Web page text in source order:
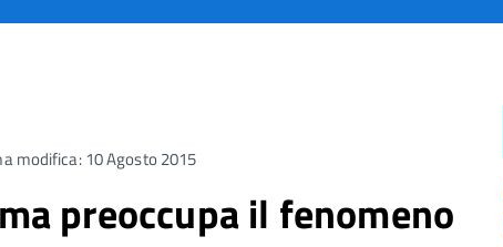
modifica: 10 Agosto 2015
preoccupa il fenomeno